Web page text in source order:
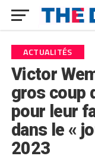
ACTUALITÉS
Victor
gros coup
pour leur
dans le «
2023